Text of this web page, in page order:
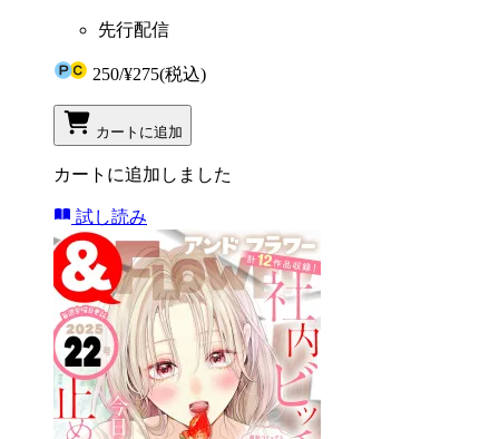
先行配信
250/¥275(税込)
カートに追加
カートに追加しました
試し読み